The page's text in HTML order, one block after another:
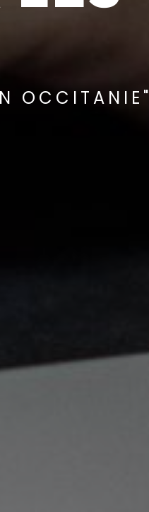
OCCITANIE"